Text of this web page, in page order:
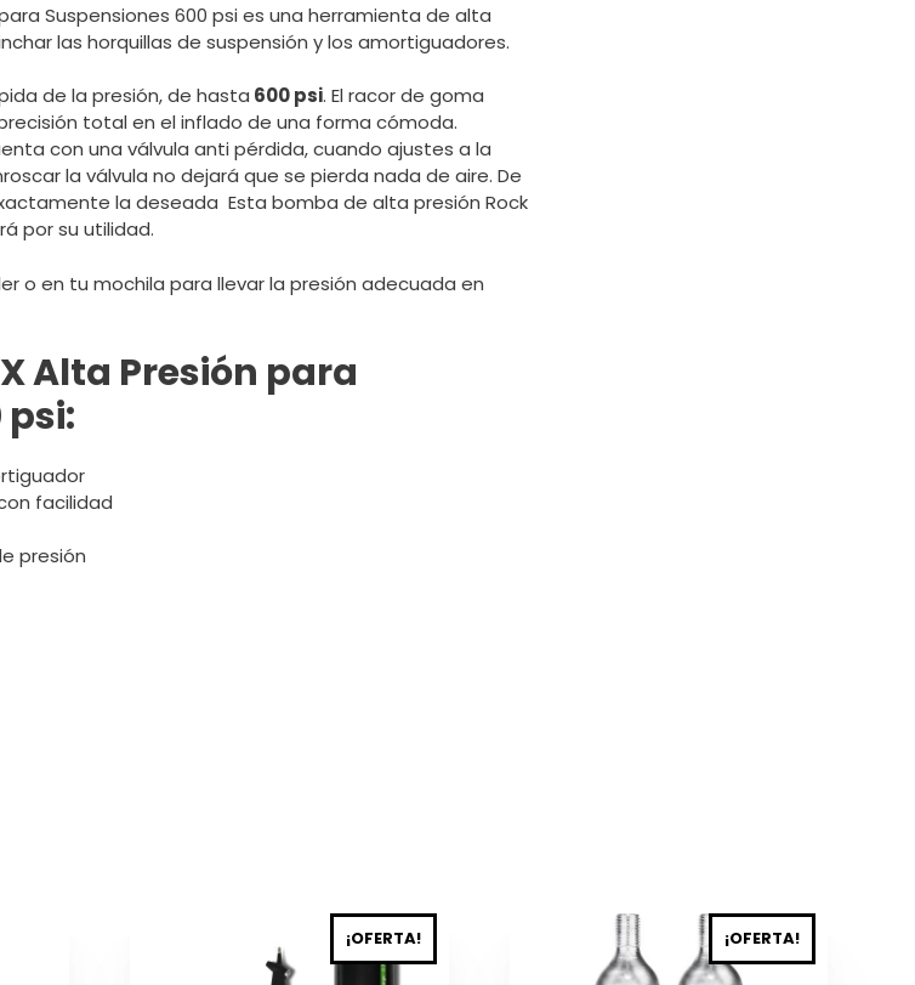
Suspensiones 600 psi es una herramienta de alta
las horquillas de suspensión y los amortiguadores.
de la presión, de hasta 600 psi. El racor de goma
total en el inflado de una forma cómoda.
con una válvula anti pérdida, cuando ajustes a la
la válvula no dejará que se pierda nada de aire. De
la deseada Esta bomba de alta presión Rock
por su utilidad.
o en tu mochila para llevar la presión adecuada en
Alta Presión para
psi:
facilidad
presión
¡OFERTA! ¡OFERTA!